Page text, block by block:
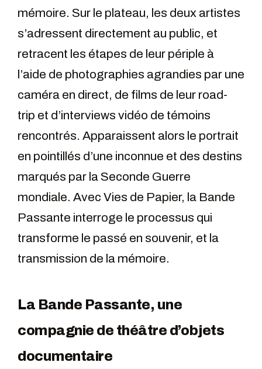
mémoire. Sur le plateau, les deux artistes
s’adressent directement au public, et
retracent les étapes de leur périple à
l’aide de photographies agrandies par une
caméra en direct, de films de leur road-
trip et d’interviews vidéo de témoins
rencontrés. Apparaissent alors le portrait
en pointillés d’une inconnue et des destins
marqués par la Seconde Guerre
mondiale. Avec Vies de Papier, la Bande
Passante interroge le processus qui
transforme le passé en souvenir, et la
transmission de la mémoire.
La Bande Passante, une
compagnie de théâtre d’objets
documentaire